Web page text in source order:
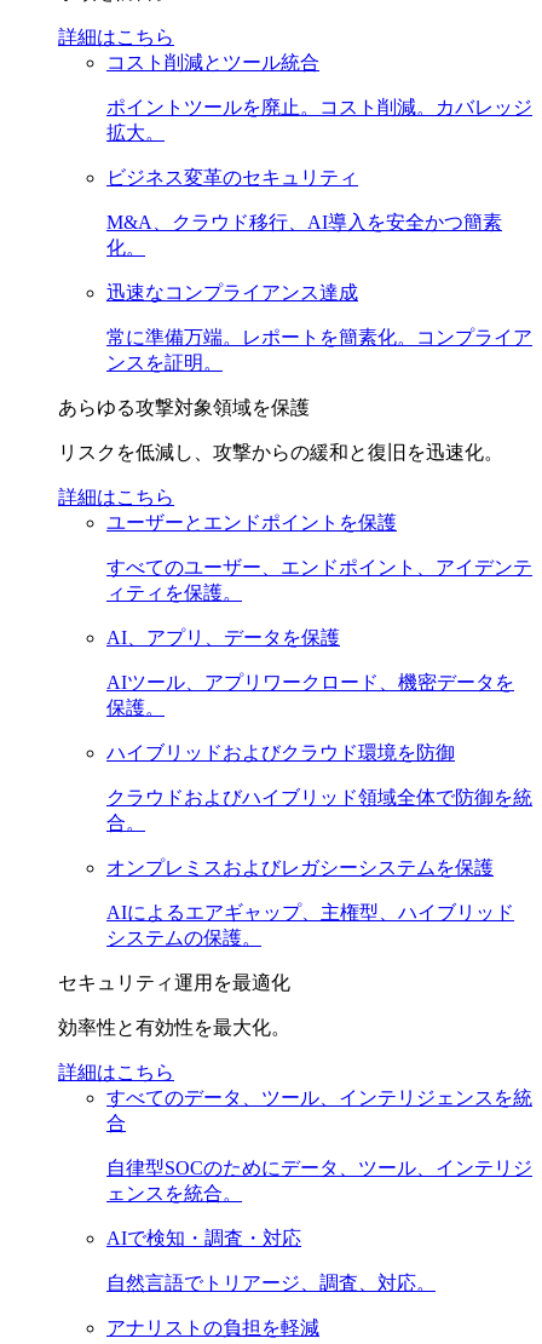
詳細はこちら
コスト削減とツール統合
ポイントツールを廃止。コスト削減。カバレッジ
拡大。
ビジネス変革のセキュリティ
M&A、クラウド移行、AI導入を安全かつ簡素
化。
迅速なコンプライアンス達成
常に準備万端。レポートを簡素化。コンプライア
ンスを証明。
あらゆる攻撃対象領域を保護
リスクを低減し、攻撃からの緩和と復旧を迅速化。
詳細はこちら
ユーザーとエンドポイントを保護
すべてのユーザー、エンドポイント、アイデンテ
ィティを保護。
AI、アプリ、データを保護
AIツール、アプリワークロード、機密データを
保護。
ハイブリッドおよびクラウド環境を防御
クラウドおよびハイブリッド領域全体で防御を統
合。
オンプレミスおよびレガシーシステムを保護
AIによるエアギャップ、主権型、ハイブリッド
システムの保護。
セキュリティ運用を最適化
効率性と有効性を最大化。
詳細はこちら
すべてのデータ、ツール、インテリジェンスを統
合
自律型SOCのためにデータ、ツール、インテリジ
ェンスを統合。
AIで検知・調査・対応
自然言語でトリアージ、調査、対応。
アナリストの負担を軽減